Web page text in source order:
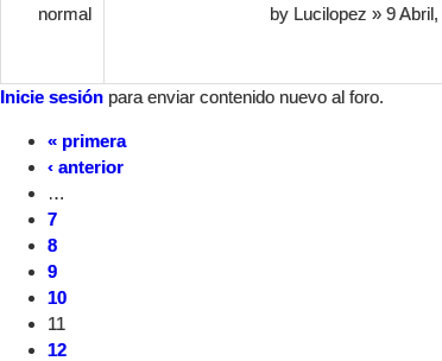
normal
by Lucilopez » 9
Inicie sesión para enviar contenido nuevo al foro.
« primera
‹ anterior
…
7
8
9
10
11
12